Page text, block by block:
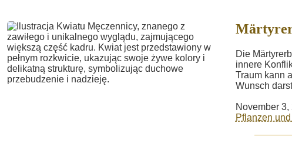
Die
innere
Traum kann
Wunsch
November 3,
Pflanzen